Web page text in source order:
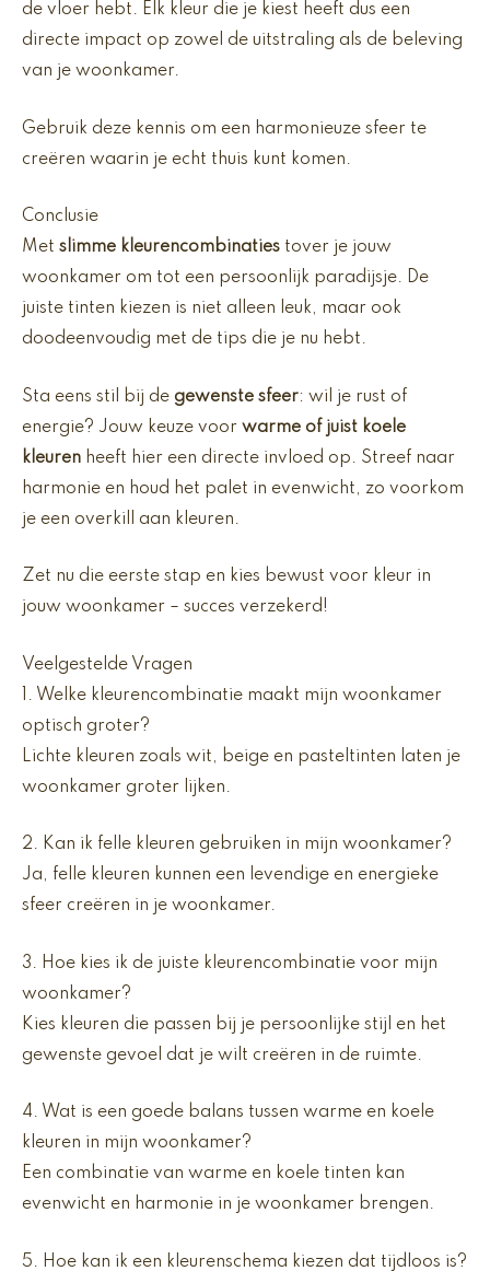
de vloer hebt. Elk kleur die je kiest heeft dus een
directe impact op zowel de uitstraling als de beleving
van je woonkamer.
Gebruik deze kennis om een harmonieuze sfeer te
creëren waarin je echt thuis kunt komen.
Conclusie
Met slimme kleurencombinaties tover je jouw
woonkamer om tot een persoonlijk paradijsje. De
juiste tinten kiezen is niet alleen leuk, maar ook
doodeenvoudig met de tips die je nu hebt.
Sta eens stil bij de gewenste sfeer: wil je rust of
energie? Jouw keuze voor warme of juist koele
kleuren heeft hier een directe invloed op. Streef naar
harmonie en houd het palet in evenwicht, zo voorkom
je een overkill aan kleuren.
Zet nu die eerste stap en kies bewust voor kleur in
jouw woonkamer – succes verzekerd!
Veelgestelde Vragen
1. Welke kleurencombinatie maakt mijn woonkamer
optisch groter?
Lichte kleuren zoals wit, beige en pasteltinten laten je
woonkamer groter lijken.
2. Kan ik felle kleuren gebruiken in mijn woonkamer?
Ja, felle kleuren kunnen een levendige en energieke
sfeer creëren in je woonkamer.
3. Hoe kies ik de juiste kleurencombinatie voor mijn
woonkamer?
Kies kleuren die passen bij je persoonlijke stijl en het
gewenste gevoel dat je wilt creëren in de ruimte.
4. Wat is een goede balans tussen warme en koele
kleuren in mijn woonkamer?
Een combinatie van warme en koele tinten kan
evenwicht en harmonie in je woonkamer brengen.
5. Hoe kan ik een kleurenschema kiezen dat tijdloos is?